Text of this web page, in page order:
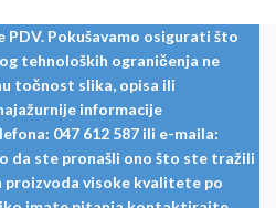
kantiranje-kracenje/
PDV. Pokušavamo osigurati što
tehnoloških ograničenja ne
točnost slika, opisa ili
informacije
047 612 587 ili e-maila:
da ste pronašli ono što ste tražili
proizvoda visoke kvalitete po